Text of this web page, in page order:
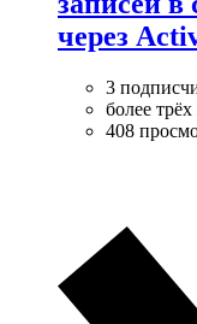
через
3
более трёх
408